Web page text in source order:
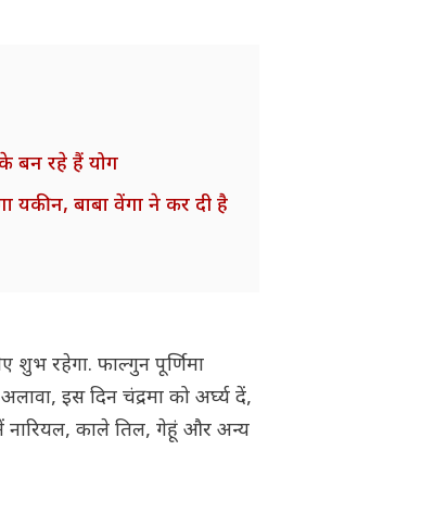
बन रहे हैं योग
यकीन, बाबा वेंगा ने कर दी है
शुभ रहेगा. फाल्गुन पूर्णिमा
इस दिन चंद्रमा को अर्घ्य दें,
नारियल, काले तिल, गेहूं और अन्य